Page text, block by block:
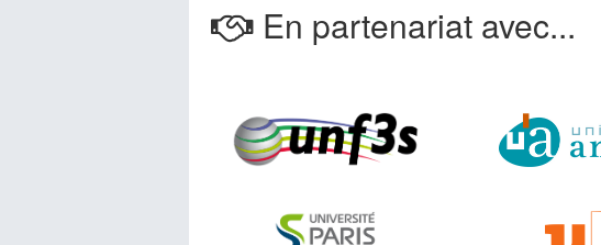
En partenariat avec...